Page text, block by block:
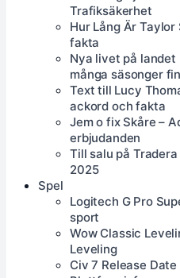
Trafiksäkerhet
Hur Lång Är
fakta
Nya livet på landet
många säsonger
Text till Lucy
ackord och fakta
Jem o fix Skåre –
erbjudanden
Till salu på
2025
Spel
Logitech G Pro
sport
Wow Classic
Leveling
Civ 7 Release